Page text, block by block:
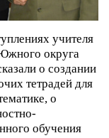
учителя
округа
о создании
тетрадей для
о
обучения